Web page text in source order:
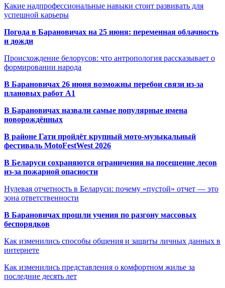
Какие надпрофессиональные навыки стоит развивать для
успешной карьеры
Погода в Барановичах на 25 июня: переменная облачность
и дожди
Происхождение белорусов: что антропология рассказывает о
формировании народа
В Барановичах 26 июня возможны перебои связи из-за
плановых работ A1
В Барановичах назвали самые популярные имена
новорождённых
В районе Гати пройдёт крупный мото-музыкальный
фестиваль MotoFestWest 2026
В Беларуси сохраняются ограничения на посещение лесов
из-за пожарной опасности
Нулевая отчетность в Беларуси: почему «пустой» отчет — это
зона ответственности
В Барановичах прошли учения по разгону массовых
беспорядков
Как изменились способы общения и защиты личных данных в
интернете
Как изменились представления о комфортном жилье за
последние десять лет